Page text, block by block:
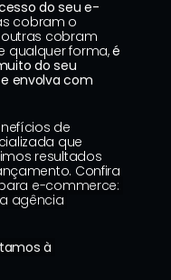
do seu e-
cobram o
cobram
qualquer forma, é
do seu
envolva com
de
que
resultados
Confira
e-commerce:
agência
à